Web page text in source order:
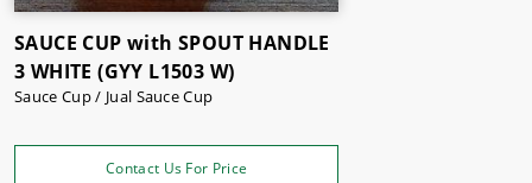
SAUCE CUP with SPOUT HANDLE
3 WHITE (GYY L1503 W)
Sauce Cup / Jual Sauce Cup
Contact Us For Price